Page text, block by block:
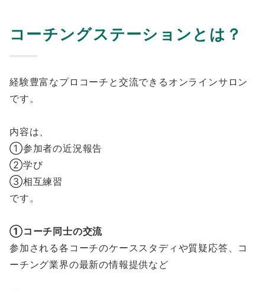
コーチングステーションとは？
経験豊富なプロコーチと交流できるオンラインサロン
です。
内容は、
①参加者の近況報告
②学び
③相互練習
です。
①コーチ同士の交流
参加される各コーチのケーススタディや質疑応答、コ
ーチング業界の最新の情報提供など